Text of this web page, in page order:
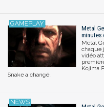
Metal
minutes
Metal
chaque
vidéo
Kojima
Snake a changé.